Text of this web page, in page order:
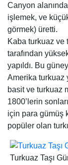
Canyon
işlemek, ve
görmek) üretti.
Kaba turkuaz ve
tarafından
yapıldı. Bu
Amerika turkuaz
basit ve turkuaz
1800’lerin
için para gümüş
popüler olan
Turkuaz Taşı